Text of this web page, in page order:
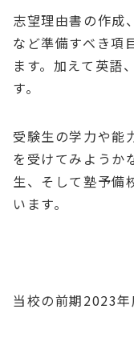
志望理由書の作成
など準備すべき項
ます。加えて英語
す。
受験生の学力や能
を受けてみようか
生、そして塾予備
います。
当校の前期2023年